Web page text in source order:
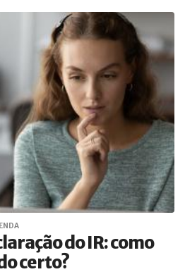
do IR: como
certo?